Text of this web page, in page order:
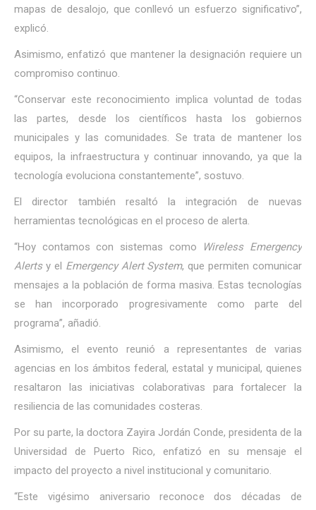
mapas de desalojo, que conllevó un esfuerzo significativo”,
explicó.
Asimismo, enfatizó que mantener la designación requiere un
compromiso continuo.
“Conservar este reconocimiento implica voluntad de todas
las partes, desde los científicos hasta los gobiernos
municipales y las comunidades. Se trata de mantener los
equipos, la infraestructura y continuar innovando, ya que la
tecnología evoluciona constantemente”, sostuvo.
El director también resaltó la integración de nuevas
herramientas tecnológicas en el proceso de alerta.
“Hoy contamos con sistemas como
Wireless Emergency
Alertsy el Emergency Alert System, que permiten comunicar
mensajes a la población de forma masiva. Estas tecnologías
se han incorporado progresivamente como parte del
programa”, añadió.
Asimismo, el evento reunió a representantes de varias
agencias en los ámbitos federal, estatal y municipal, quienes
resaltaron las iniciativas colaborativas para fortalecer la
resiliencia de las comunidades costeras.
Por su parte, la doctora Zayira Jordán Conde, presidenta de la
Universidad de Puerto Rico, enfatizó en su mensaje el
impacto del proyecto a nivel institucional y comunitario.
“Este vigésimo aniversario reconoce dos décadas de